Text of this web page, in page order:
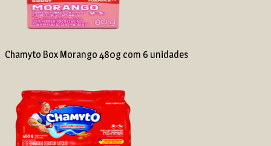
Chamyto Box Morango 480g com 6 unidades